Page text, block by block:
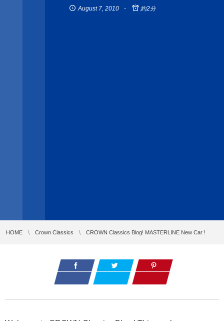
August 7, 2010 約2分
HOME Crown Classics CROWN Classics Blog! MASTERLINE New Car !